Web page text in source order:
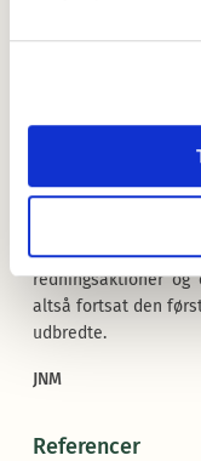
alle former for
begrænset omfang
”Støt rescue
Selvomredningshund
redningsaktioner’ og
altså fortsat den
udbredte.
JNM
Referencer